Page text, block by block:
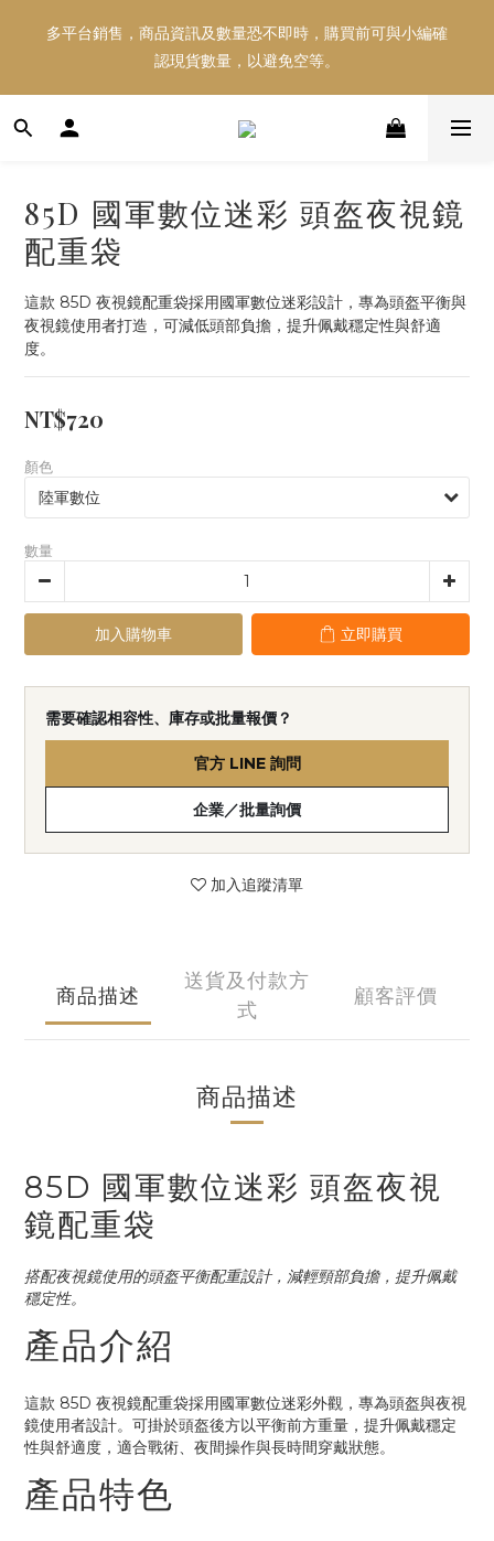
多平台銷售，商品資訊及數量恐不即時，購買前可與小編確
認現貨數量，以避免空等。
多平台銷售，商品資訊及數量恐不即時，購買前可與小編確
認現貨數量，以避免空等。
好東西跟好朋友分享～推薦好友一同享100元購物金！！！
多平台銷售，商品資訊及數量恐不即時，購買前可與小編確
85D 國軍數位迷彩 頭盔夜視鏡
配重袋
這款 85D 夜視鏡配重袋採用國軍數位迷彩設計，專為頭盔平衡與
夜視鏡使用者打造，可減低頭部負擔，提升佩戴穩定性與舒適
度。
NT$720
顏色
數量
加入購物車 立即購買
需要確認相容性、庫存或批量報價？
官方 LINE 詢問
企業／批量詢價
加入追蹤清單
商品描述
送貨及付款方
式
顧客評價
商品描述
85D 國軍數位迷彩 頭盔夜視
鏡配重袋
搭配夜視鏡使用的頭盔平衡配重設計，減輕頸部負擔，提升佩戴
穩定性。
產品介紹
這款 85D 夜視鏡配重袋採用國軍數位迷彩外觀，專為頭盔與夜視
鏡使用者設計。可掛於頭盔後方以平衡前方重量，提升佩戴穩定
性與舒適度，適合戰術、夜間操作與長時間穿戴狀態。
產品特色